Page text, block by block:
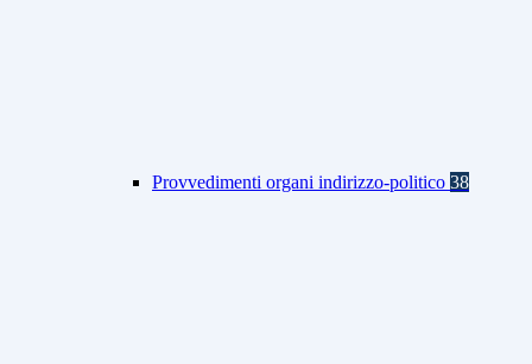
Provvedimenti organi indirizzo-politico 38